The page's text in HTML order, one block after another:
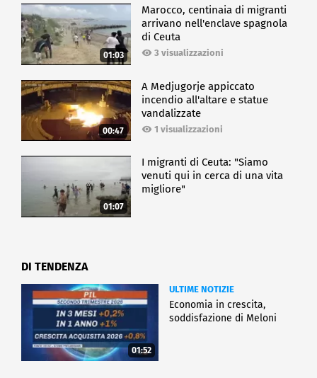
01:03
Marocco, centinaia di migranti
arrivano nell'enclave spagnola
di Ceuta
3 visualizzazioni
00:47
A Medjugorje appiccato
incendio all'altare e statue
vandalizzate
1 visualizzazioni
01:07
I migranti di Ceuta: "Siamo
venuti qui in cerca di una vita
migliore"
DI TENDENZA
01:52
ULTIME NOTIZIE
Economia in crescita,
soddisfazione di Meloni